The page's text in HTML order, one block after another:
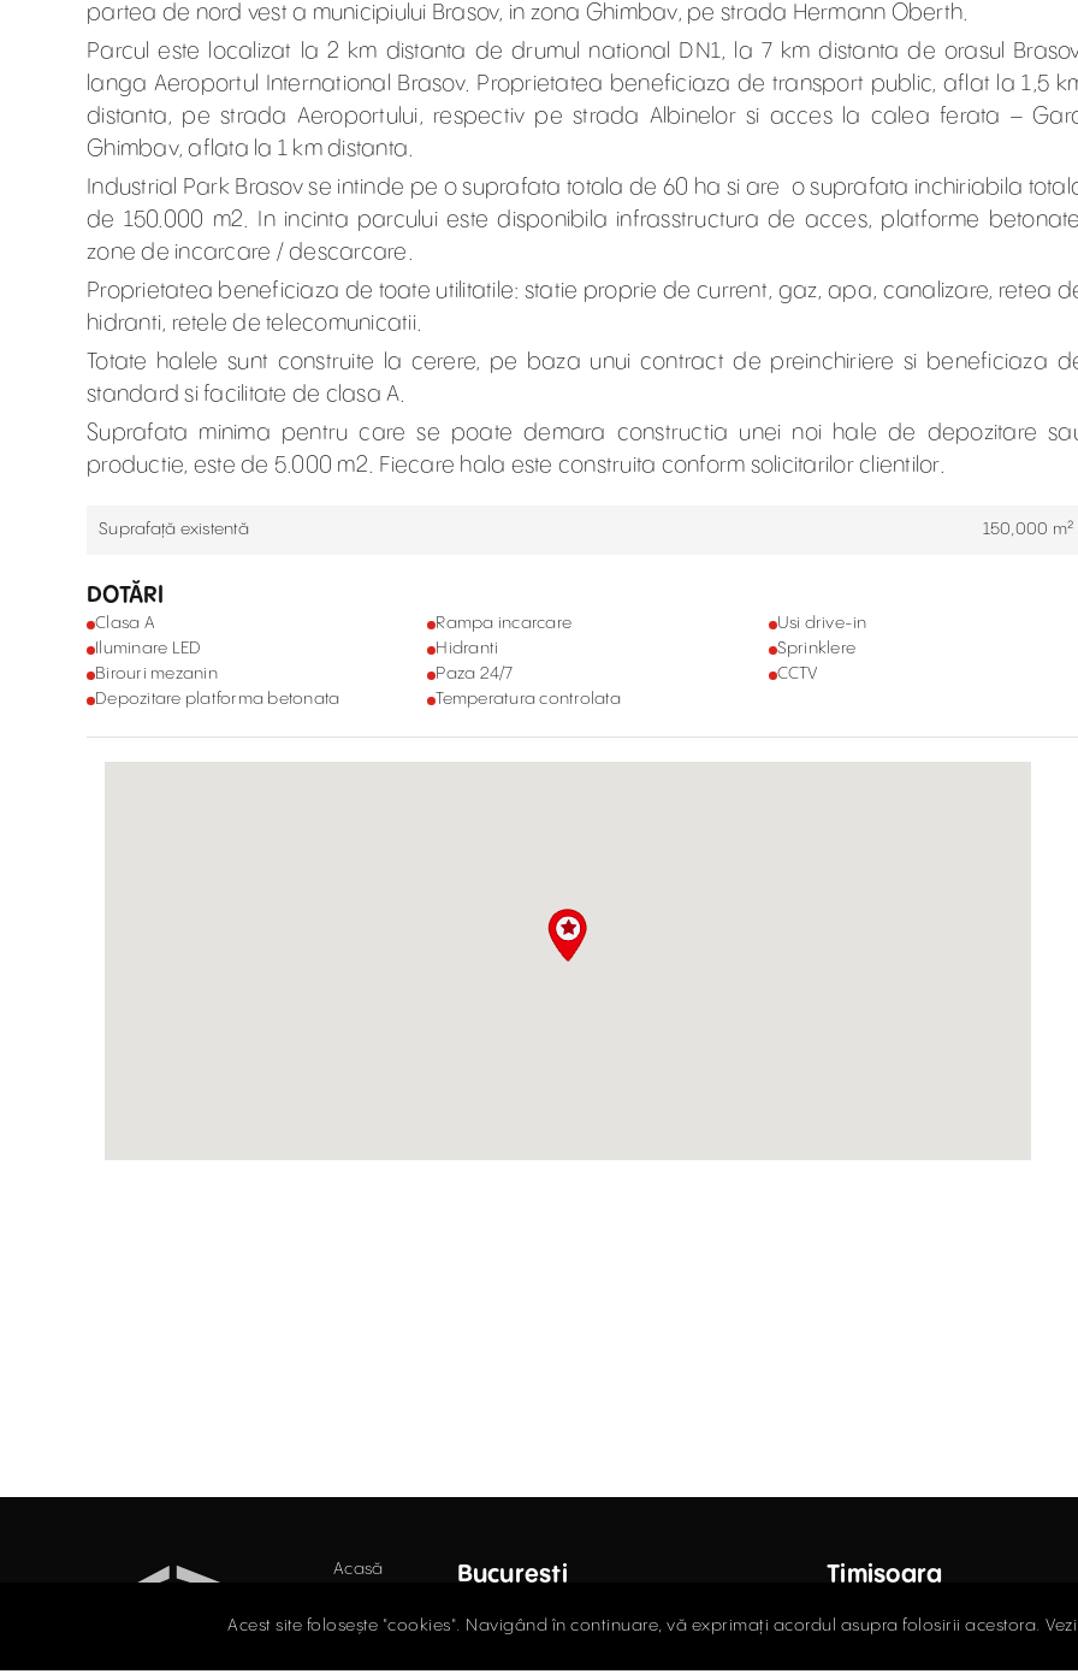
partea de nord vest a municipiului Brasov, in zona Ghimbav, pe strada Hermann Oberth.
Parcul este localizat la 2 km distanta de drumul national DN1, la 7 km distanta de orasul
langa Aeroportul International Brasov. Proprietatea beneficiaza de transport public, aflat la 1,5
distanta, pe strada Aeroportului, respectiv pe strada Albinelor si acces la calea ferata –
Ghimbav, aflata la 1 km distanta.
Industrial Park Brasov se intinde pe o suprafata totala de 60 ha si are o suprafata inchiriabila
de 150.000 m2. In incinta parcului este disponibila infrasstructura de acces, platforme
zone de incarcare / descarcare.
Proprietatea beneficiaza de toate utilitatile: statie proprie de current, gaz, apa, canalizare, retea
hidranti, retele de telecomunicatii.
Totate halele sunt construite la cerere, pe baza unui contract de preinchiriere si beneficiaza
standard si facilitate de clasa A.
Suprafata minima pentru care se poate demara constructia unei noi hale de depozitare
productie, este de 5.000 m2. Fiecare hala este construita conform solicitarilor clientilor.
Suprafață existentă 150,000 m²
DOTĂRI
Clasa A Rampa incarcare
Usi drive-in
Iluminare LED
Hidranti
Sprinklere
Birouri mezanin
Paza 24/7
CCTV
Depozitare platforma betonata
Temperatura controlata
Acasă București
Sector 5
Timișoara
Nr. 24, Et. 5
Acest site folosește "cookies". Navigând în continuare, vă exprimați acordul asupra folosirii acestora. Vezi